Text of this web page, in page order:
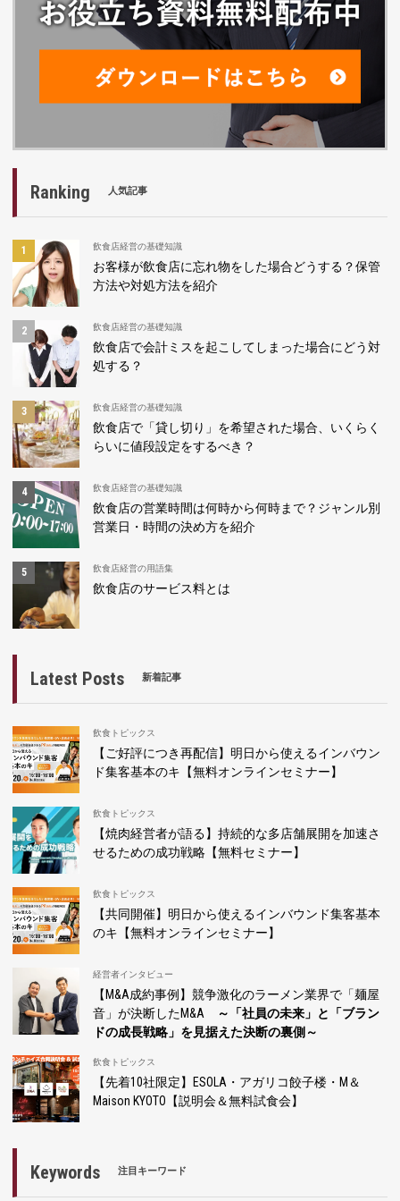
Ranking 人気記事
飲食店経営の基礎知識
お客様が飲食店に忘れ物をした場合どうする？保管
方法や対処方法を紹介
飲食店経営の基礎知識
飲食店で会計ミスを起こしてしまった場合にどう対
処する？
飲食店経営の基礎知識
飲食店で「貸し切り」を希望された場合、いくらく
らいに値段設定をするべき？
飲食店経営の基礎知識
飲食店の営業時間は何時から何時まで？ジャンル別
営業日・時間の決め方を紹介
飲食店経営の用語集
飲食店のサービス料とは
Latest Posts 新着記事
飲食トピックス
【ご好評につき再配信】明日から使えるインバウン
ド集客基本のキ【無料オンラインセミナー】
飲食トピックス
【焼肉経営者が語る】持続的な多店舗展開を加速さ
せるための成功戦略【無料セミナー】
飲食トピックス
【共同開催】明日から使えるインバウンド集客基本
のキ【無料オンラインセミナー】
経営者インタビュー
【M&A成約事例】競争激化のラーメン業界で「麺屋
音」が決断したM&A
～「社員の未来」と「ブラン
ドの成長戦略」を見据えた決断の裏側～
飲食トピックス
【先着10社限定】ESOLA・アガリコ餃子楼・M＆
Maison KYOTO【説明会＆無料試食会】
Keywords 注目キーワード